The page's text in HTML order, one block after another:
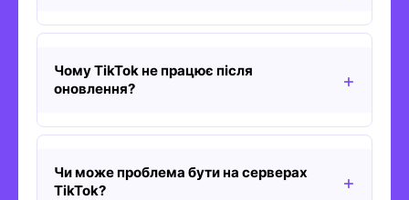
Чому TikTok не працює після
оновлення?
Чи може проблема бути на серверах
TikTok?